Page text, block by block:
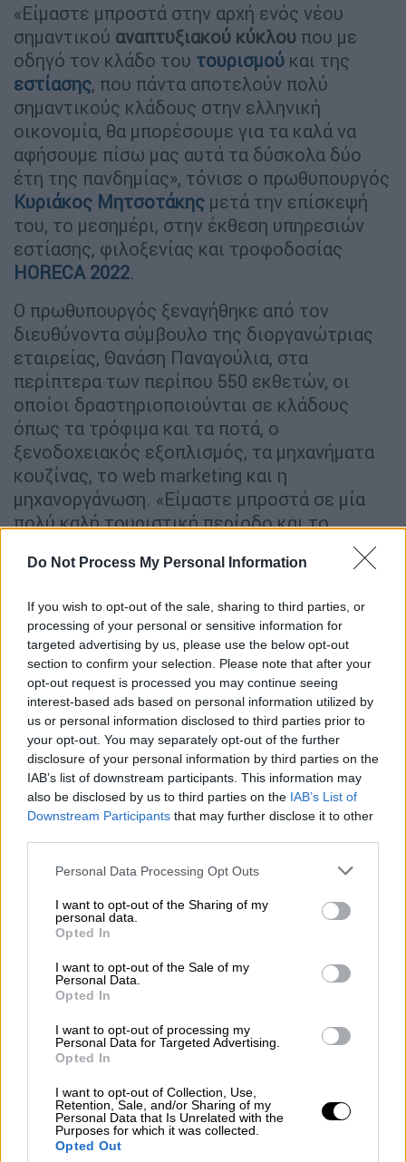
Do Not Process My Personal Information
If you wish to opt-out of the sale, sharing to third parties, or
processing of your personal or sensitive information for
targeted advertising by us, please use the below opt-out
section to confirm your selection. Please note that after your
opt-out request is processed you may continue seeing
interest-based ads based on personal information utilized by
us or personal information disclosed to third parties prior to
your opt-out. You may separately opt-out of the further
disclosure of your personal information by third parties on the
IAB’s list of downstream participants. This information may
also be disclosed by us to third parties on the IAB’s List of
Downstream Participants that may further disclose it to other
Please note that this website/app uses one or more Google
not limited to your visit or usage behaviour. You may click to
grant or deny consent to Google and its third-party tags to
use your data for below specified purposes in below Google
consent section.
Personal Data Processing Opt Outs
I want to opt-out of the Sharing of my
personal data.
Opted In
I want to opt-out of the Sale of my
Personal Data.
Opted In
I want to opt-out of processing my
Personal Data for Targeted Advertising.
Opted In
I want to opt-out of Collection, Use,
Retention, Sale, and/or Sharing of my
Personal Data that Is Unrelated with the
Purposes for which it was collected.
Opted Out
«Είμαστε μπροστά στην αρχή ενός νέου
σημαντικού αναπτυξιακού κύκλου που με
οδηγό τον κλάδο του τουρισμού και της
εστίασης, που πάντα αποτελούν πολύ
σημαντικούς κλάδους στην ελληνική
οικονομία, θα μπορέσουμε για τα καλά να
αφήσουμε πίσω μας αυτά τα δύσκολα δύο
έτη της πανδημίας», τόνισε ο πρωθυπουργός
Κυριάκος Μητσοτάκης μετά την επίσκεψή
του, το μεσημέρι, στην έκθεση υπηρεσιών
εστίασης, φιλοξενίας και τροφοδοσίας
HORECA 2022.
Ο πρωθυπουργός ξεναγήθηκε από τον
διευθύνοντα σύμβουλο της διοργανώτριας
εταιρείας, Θανάση Παναγούλια, στα
περίπτερα των περίπου 550 εκθετών, οι
οποίοι δραστηριοποιούνται σε κλάδους
όπως τα τρόφιμα και τα ποτά, ο
ξενοδοχειακός εξοπλισμός, τα μηχανήματα
κουζίνας, το web marketing και η
μηχανοργάνωση. «Είμαστε μπροστά σε μία
πολύ καλή τουριστική περίοδο και το
ελληνικών επιχειρήσεων, για επενδύσεις για
εξαιρετικά έντονο», σημείωσε ο Κυριάκος
Μητσοτάκης από τον εκθεσιακό χώρο της
Metropolitan Expo.
«Θα ήθελα να ευχαριστήσω σήμερα τον κ.
πρωθυπουργό για τη μεγάλη τιμή που μας
έκανε ερχόμενος στην έκθεση HORECA, τη
μεγαλύτερη έκθεση για τα ξενοδοχεία και τη
μαζική εστίαση, όπου πραγματικά θεωρώ ότι
πήρε μιας πρώτης τάξεως γεύση για την
πραγματική οικονομία, τις εμπορικές
πράξεις και είδε με τα δικά του μάτια όλη
έκθεση προκειμένου να βρει εμπορικές
λύσεις για τις επιχειρήσεις του.
Ευχαριστούμε πολύ κ. πρωθυπουργέ, μας
τιμάτε ιδιαίτερα», ανέφερε από την πλευρά
του ο κ. Παναγούλιας.
Συνομιλώντας με εκθέτες και επισκέπτες, ο
Κυριάκος Μητσοτάκης σημείωσε πως η
κυβέρνηση έχει στηρίξει την
επιχειρηματικότητα, την απασχόληση και την
κοινωνία κατά τη διάρκεια της πανδημίας,